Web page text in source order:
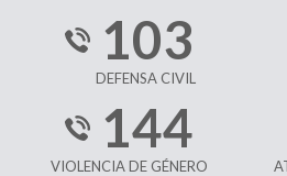
103
DEFENSA CIVIL
144
VIOLENCIA DE GÉNERO